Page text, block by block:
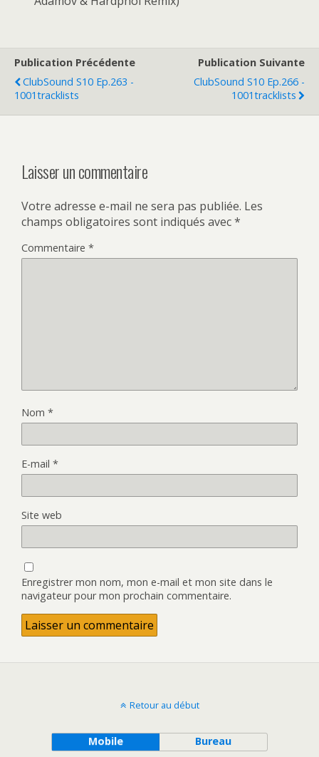
Publication Précédente
ClubSound S10 Ep.263 -
1001tracklists
Publication Suivante
ClubSound S10 Ep.266 -
1001tracklists
Laisser un commentaire
Votre adresse e-mail ne sera pas publiée. Les
champs obligatoires sont indiqués avec*
Commentaire *
Nom *
E-mail *
Site web
Enregistrer mon nom, mon e-mail et mon site dans le
navigateur pour mon prochain commentaire.
Retour au début
Mobile Bureau